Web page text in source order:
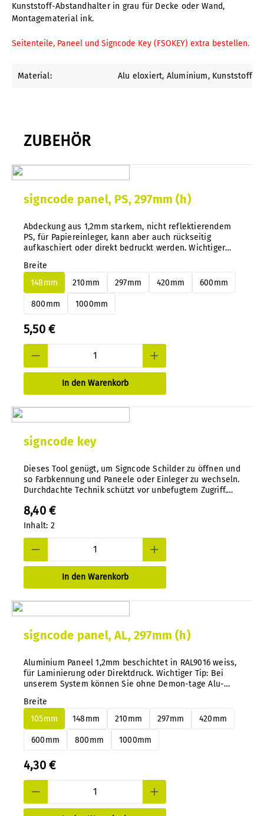
Kunststoff-Abstandhalter in grau für Decke oder Wand,
Montagematerial ink.
Seitenteile, Paneel und Signcode Key (FSOKEY) extra bestellen.
Material: Alu eloxiert, Aluminium, Kunststoff
ZUBEHÖR
signcode panel, PS, 297mm (h)
Abdeckung aus 1,2mm starkem, nicht reflektierendem
PS, für Papiereinleger, kann aber auch rückseitig
aufkaschiert oder direkt bedruckt werden. Wichtiger
Alu- oder PS Paneele jederzeit und nachträglich ganz
einfach wechseln.
Breite
148mm
210mm 297mm 420mm 600mm
800mm 1000mm
5,50 €
In den Warenkorb
signcode key
Dieses Tool genügt, um Signcode Schilder zu öffnen und
so Farbkennung und Paneele oder Einleger zu wechseln.
Durchdachte Technik schützt vor unbefugtem Zugriff.
8,40 €
Inhalt: 2
In den Warenkorb
signcode panel, AL, 297mm (h)
Aluminium Paneel 1,2mm beschichtet in RAL9016 weiss,
für Laminierung oder Direktdruck. Wichtiger Tip: Bei
unserem System können Sie ohne Demon-tage Alu-
einfach wechseln.
Breite
105mm
148mm 210mm 297mm 420mm
600mm 800mm 1000mm
4,30 €